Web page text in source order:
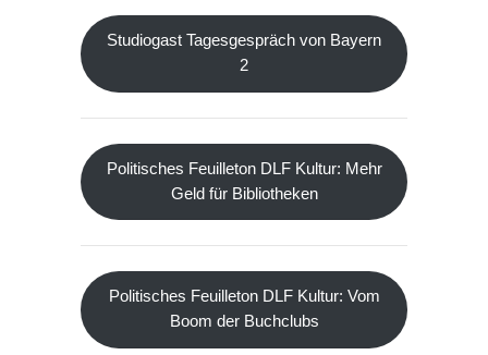
Studiogast Tagesgespräch von Bayern
2
Politisches Feuilleton DLF Kultur: Mehr
Geld für Bibliotheken
Politisches Feuilleton DLF Kultur: Vom
Boom der Buchclubs